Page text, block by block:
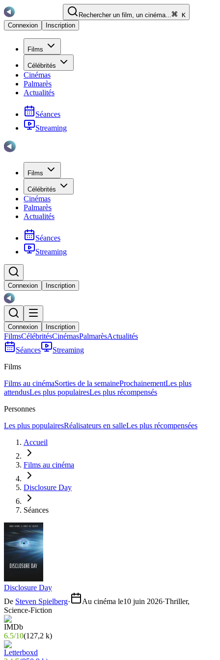
Rechercher un film, un cinéma...
K
Connexion
Inscription
Films
Célébrités
Cinémas
Palmarès
Actualités
Séances
Streaming
Films
Célébrités
Cinémas
Palmarès
Actualités
Séances
Streaming
Connexion Inscription
Connexion Inscription
FilmsCélébritésCinémasPalmarèsActualités
Séances
Streaming
Films
Films au cinémaSorties de la semaineProchainementLes plus
attendusLes plus populairesLes plus récompensés
Personnes
Les plus populairesRéalisateurs en salleLes plus récompensées
Accueil
Films au cinéma
Disclosure Day
Séances
Disclosure Day
De Steven Spielberg· Au cinéma le10 juin 2026·Thriller,
Science-Fiction
6.5/10(127,2 k)